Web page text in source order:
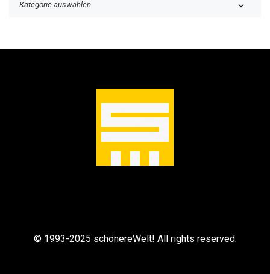
© 1993-2025 schönereWelt! All rights reserved.